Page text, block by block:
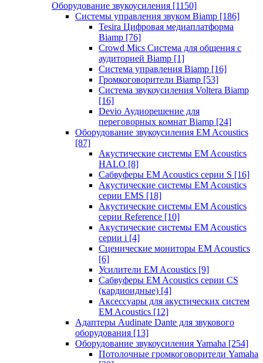
Оборудование звукоусиления [1150]
Системы управления звуком Biamp [186]
Tesira Цифровая медиаплатформа
Biamp [76]
Crowd Mics Система для общения с
аудиторией Biamp [1]
Система управления Biamp [16]
Громкоговорители Biamp [53]
Система звукоусиления Voltera Biamp
[16]
Devio Аудиорешение для
переговорных комнат Biamp [24]
Оборудование звукоусиления EM Acoustics
[87]
Акустические системы EM Acoustics
HALO [8]
Сабвуферы EM Acoustics серии S [16]
Акустические системы EM Acoustics
серии EMS [18]
Акустические системы EM Acoustics
серии Reference [10]
Акустические системы EM Acoustics
серии i [4]
Сценические мониторы EM Acoustics
[6]
Усилители EM Acoustics [9]
Сабвуферы EM Acoustics серии CS
(кардиоидные) [4]
Аксессуары для акустических систем
EM Acoustics [12]
Адаптеры Audinate Dante для звукового
оборудования [13]
Оборудование звукоусиления Yamaha [254]
Потолочные громкоговорители Yamaha